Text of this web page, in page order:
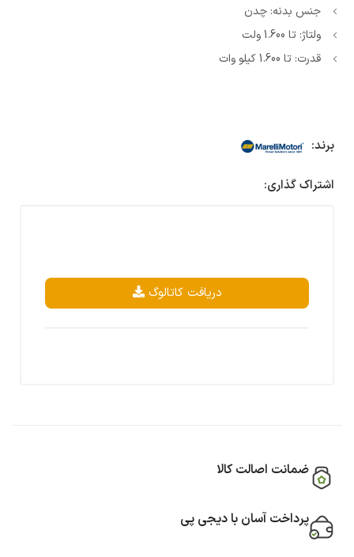
جنس بدنه: چدن
ولتاژ: تا 1.600 ولت
قدرت: تا 1.600 کیلو وات
برند:
اشتراک گذاری:
دریافت کاتالوگ
ضمانت اصالت کالا
پرداخت آسان با دیجی پی